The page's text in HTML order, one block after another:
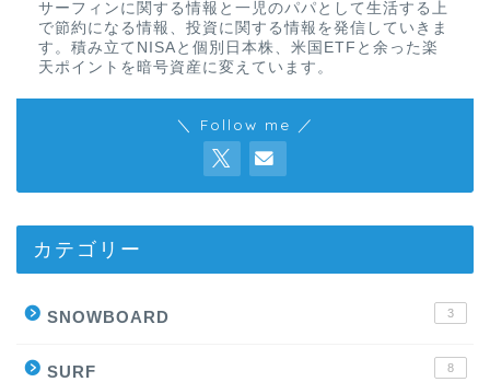
サーフィンに関する情報と一児のパパとして生活する上
で節約になる情報、投資に関する情報を発信していきま
す。積み立てNISAと個別日本株、米国ETFと余った楽
天ポイントを暗号資産に変えています。
＼ Follow me ／
カテゴリー
SNOWBOARD 3
SURF 8